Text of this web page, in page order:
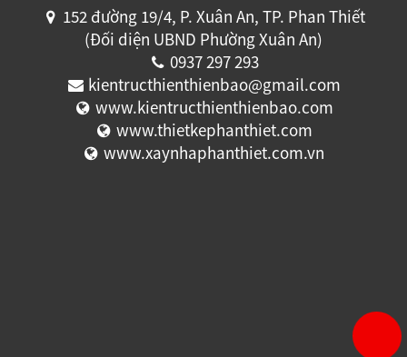
152 đường 19/4, P. Xuân An, TP. Phan Thiết
(Đối diện UBND Phường Xuân An)
0937 297 293
kientructhienthienbao@gmail.com
www.kientructhienthienbao.com
www.thietkephanthiet.com
www.xaynhaphanthiet.com.vn